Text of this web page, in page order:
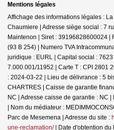
Mentions légales
Affichage des informations légales :
Chaumiere | Adresse siège social : 7
Maintenon | Siret : 39196828600024 |
(93 B 254) | Numero TVA
juridique : EURL | Capital social :
7.000.001/11952 | Carte T : CPI 2801
: 2024-03-22 | Lieu de délivrance : 5
CHARTRES | Caisse de garantie
NC | Adresse caisse de garantie : NC
| Nom du médiateur :
Parc de Mesemena | Adresse du site :
une-reclamation/| Date d'obtention du